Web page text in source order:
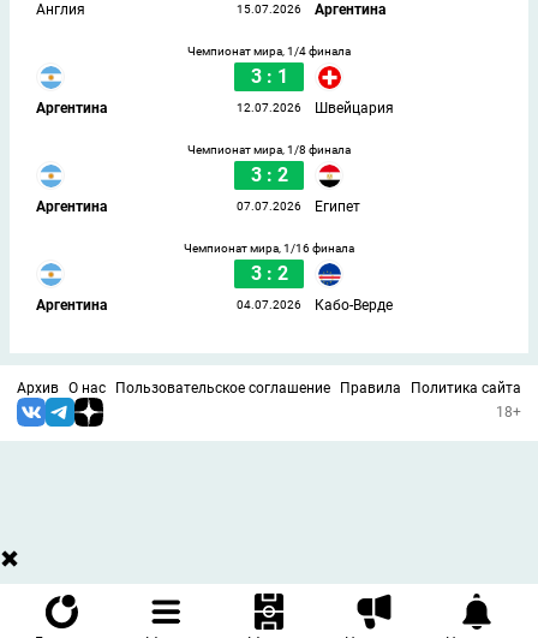
Англия 15.07.2026 Аргентина
Чемпионат мира, 1/4 финала
Аргентина
3 : 1
12.07.2026 Швейцария
Чемпионат мира, 1/8 финала
Аргентина
3 : 2
07.07.2026 Египет
Чемпионат мира, 1/16 финала
Аргентина
3 : 2
04.07.2026 Кабо-Верде
Архив О нас Пользовательское соглашение Правила
Политика сайта
18+